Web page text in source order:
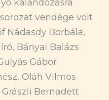
kalandozásra
vendége volt
Nádasdy Borbála,
Bányai Balázs
Gábor
Oláh Vilmos
Bernadett